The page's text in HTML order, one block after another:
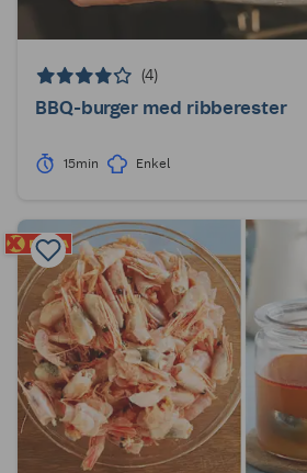
(4)
BBQ-burger med ribberester
15min Enkel